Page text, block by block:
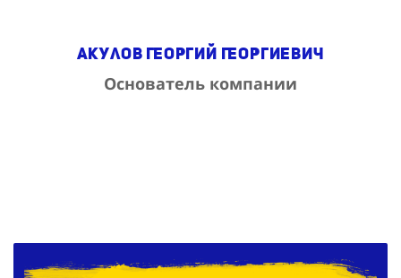
Основатель компании
Раздача листовок и флаеров в